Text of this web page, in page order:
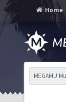
Home
MEGAMU